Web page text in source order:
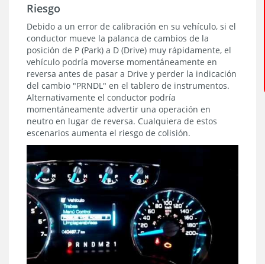
Riesgo
Debido a un error de calibración en su vehículo, si el
conductor mueve la palanca de cambios de la
posición de P (Park) a D (Drive) muy rápidamente, el
vehículo podría moverse momentáneamente en
reversa antes de pasar a Drive y perder la indicación
del cambio "PRNDL" en el tablero de instrumentos.
Alternativamente el conductor podría
momentáneamente advertir una operación en
neutro en lugar de reversa. Cualquiera de estos
escenarios aumenta el riesgo de colisión.